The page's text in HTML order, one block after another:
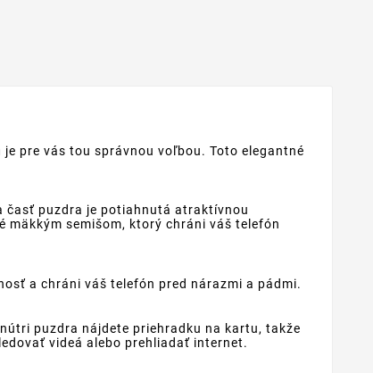
pre vás tou správnou voľbou. Toto elegantné
časť puzdra je potiahnutá atraktívnou
semišom, ktorý chráni váš telefón
a chráni váš telefón pred nárazmi a pádmi.
puzdra nájdete priehradku na kartu, takže
videá alebo prehliadať internet.